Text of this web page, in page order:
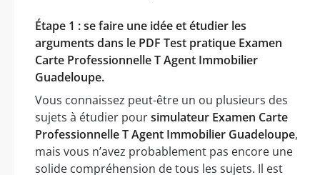
Étape 1 : se faire une idée et étudier les
arguments dans le PDF Test pratique Examen
Carte Professionnelle T Agent Immobilier
Guadeloupe.
Vous connaissez peut-être un ou plusieurs des
sujets à étudier poursimulateur Examen Carte
Professionnelle T Agent Immobilier Guadeloupe,
mais vous n’avez probablement pas encore une
solide compréhension de tous les sujets. Il est